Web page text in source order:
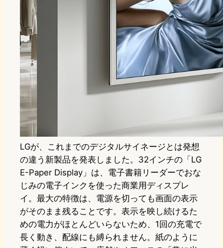
LGが、これまでのデジタルサイネージとは発想
の違う新製品を発表しました。32インチの「LG
E-Paper Display」は、電子書籍リーダーでおな
じみの電子インクを使った商業用ディスプレ
イ。最大の特徴は、電源を切っても画面の表示
がそのまま残ることです。表示を映し続けるた
めの電力がほとんどいらないため、1回の充電で
長く動き、配線にも縛られません。紙のように